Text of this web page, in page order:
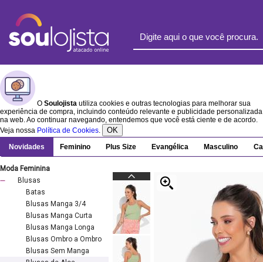
O Soulojista utiliza cookies e outras tecnologias para melhorar sua
experiência de compra, incluindo conteúdo relevante e publicidade personalizada
na web. Ao continuar navegando, entendemos que você está ciente e de acordo.
Veja nossa Política de Cookies. OK
Novidades Feminino Plus Size Evangélica Masculino
Moda Feminina
Blusas
Batas
Blusas Manga 3/4
Blusas Manga Curta
Blusas Manga Longa
Blusas Ombro a Ombro
Blusas Sem Manga